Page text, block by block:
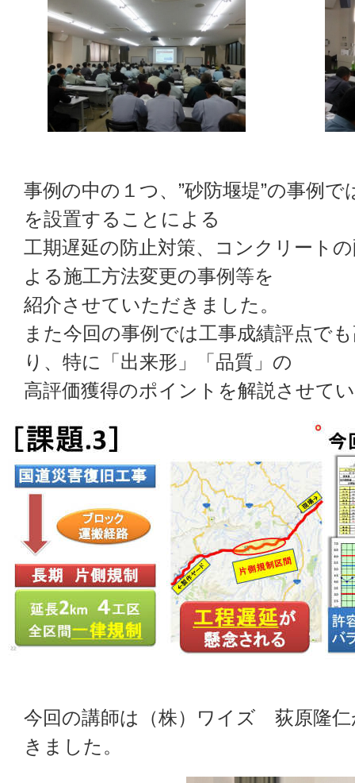
事例の中の１つ、”砂防堰堤”の事例
を設置することによる
工期遅延の防止対策、コンクリート
よる施工方法変更の事例等を
紹介させていただきました。
また今回の事例では工事成績評点で
り、特に「出来形」「品質」の
高評価獲得のポイントを解説させて
今回の講師は（株）ワイズ 荻原隆
きました。